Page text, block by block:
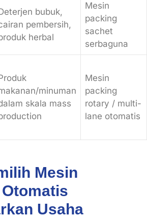
bubuk,
pembersih,
herbal
Mesin
packing
sachet
serbaguna
minuman
skala mass
Mesin
packing
rotary / multi-
lane otomatis
Mesin
Usaha